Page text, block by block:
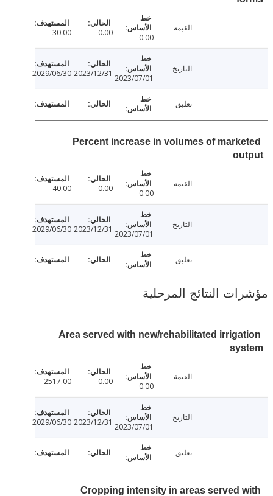
0.00
30.00
2023/07/01
2023/12/31
2029/06/30
Percent increase in volumes of
0.00
40.00
2023/07/01
2023/12/31
2029/06/30
النتائج المرحلية
Area served with new/rehabilitated
0.00
2517.00
2023/07/01
2023/12/31
2029/06/30
Cropping intensity in areas served